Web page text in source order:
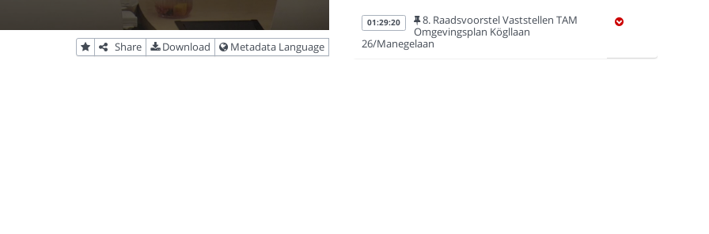
Share Download Metadata Language
01:29:20
8. Raadsvoorstel Vaststellen TAM
Omgevingsplan Kögllaan
26/Manegelaan